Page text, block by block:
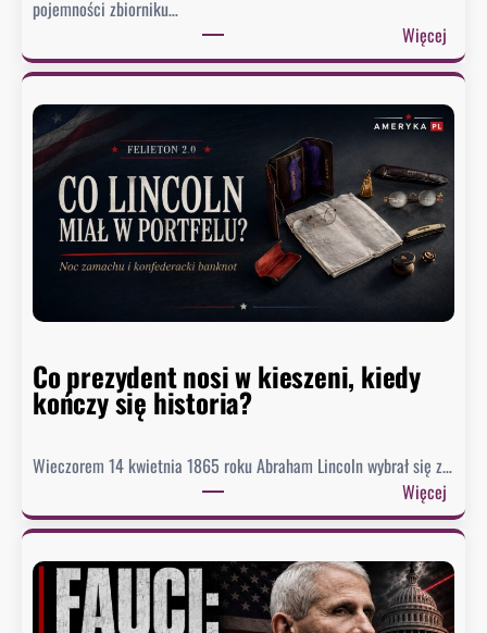
pojemności zbiorniku…
Więcej:
J
z
i
r
d
n
ę
ł
o
n
a
Co prezydent nosi w kieszeni, kiedy
kończy się historia?
Wieczorem 14 kwietnia 1865 roku Abraham Lincoln wybrał się z…
Więcej:
C
p
e